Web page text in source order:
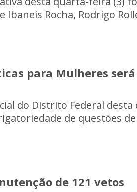
Ibaneis Rocha, Rodrigo
para Mulheres
do Distrito Federal desta
de questões
de 121 vetos